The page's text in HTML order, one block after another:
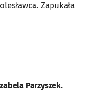
Zapukała
Parzyszek.